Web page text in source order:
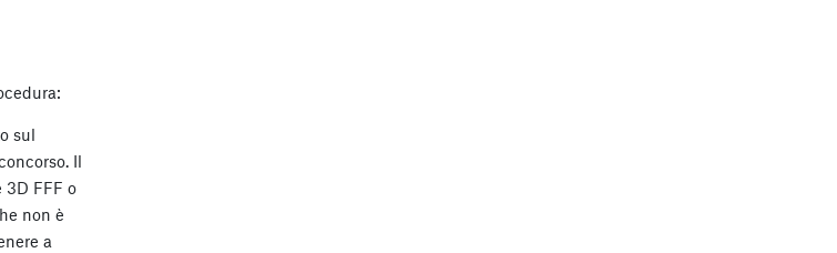
sul
Il
3D FFF o
non è
a